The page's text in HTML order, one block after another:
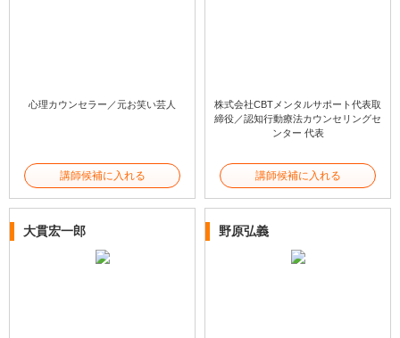
心理カウンセラー／元お笑い芸人
講師候補に入れる
株式会社CBTメンタルサポート代表取
締役／認知行動療法カウンセリングセ
ンター 代表
講師候補に入れる
大貫宏一郎 野原弘義